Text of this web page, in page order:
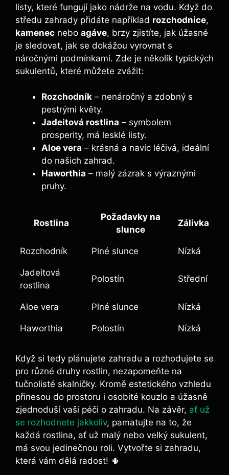
listy, které fungují jako nádrže na vodu. Když do
středu zahrady přidáte například rozchodnice,
kamenec nebo agáve, brzy zjistíte, jak úžasné
je sledovat, jak se dokážou vyrovnat s
náročnými podmínkami. Zde je několik typických
sukulentů, které můžete zvážit:
Rozchodník – nenáročný a zdobný s
pestrými květy.
Jadeitová rostlina – symbolem
prosperity, má lesklé listy.
Aloe vera – krásná a navíc léčivá, ideální
do našich zahrad.
Haworthia – malý zázrak s výraznými
pruhy.
Rostlina
Požadavky na
slunce
Zálivka
Rozchodník Plné slunce Nízká
Jadeitová
rostlina
Polostín Střední
Aloe vera Plné slunce Nízká
Haworthia Polostín Nízká
Když si tedy plánujete zahradu a rozhodujete se
pro různé druhy rostlin, nezapomeňte na
tučnolisté skalničky. Kromě estetického vzhledu
přinesou do prostoru i osobité kouzlo a úžasně
zjednoduší vaši péči o zahradu. Na závěr, ať už
se rozhodnete jakkoliv, pamatujte na to, že
každá rostlina, ať už malý nebo velký sukulent,
má svou jedinečnou roli. Vytvořte si zahradu,
která vám dělá radost! 🌵